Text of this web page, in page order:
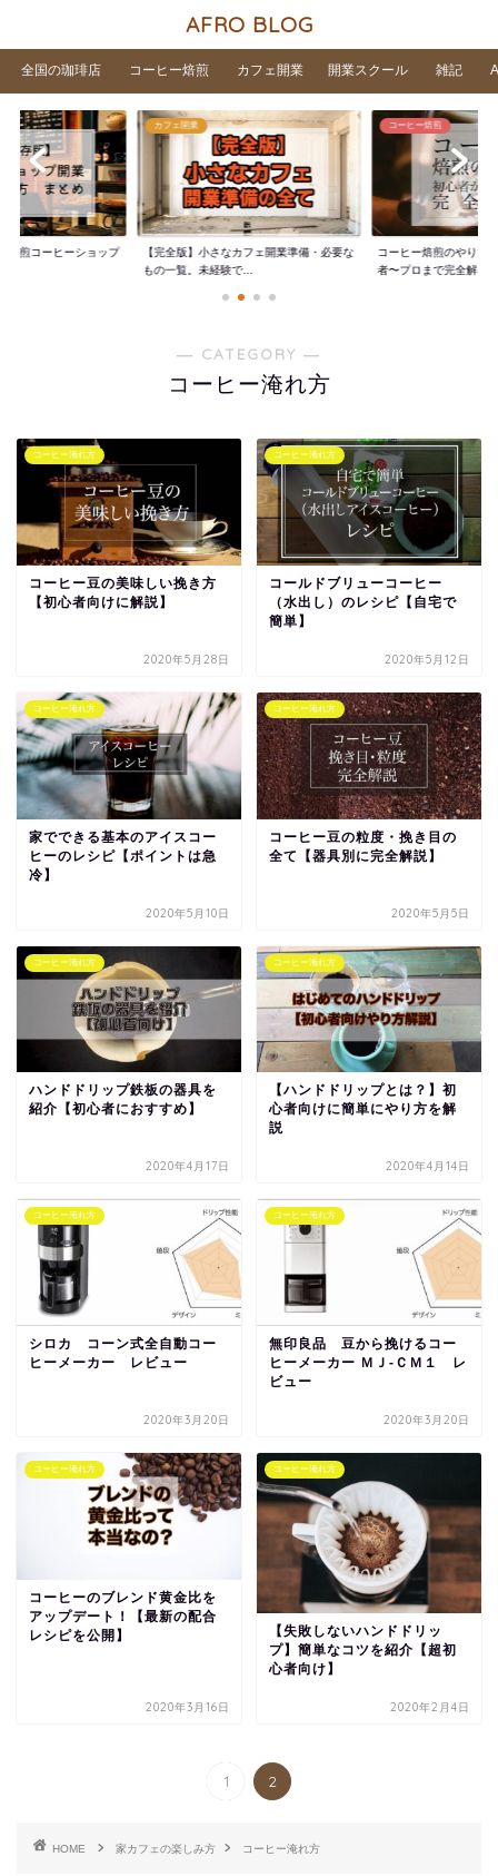
AFRO BLOG
全国の珈琲店 コーヒー焙煎 カフェ開業 開業スクール 雑記
焙煎コーヒーショップ
カフェ開業
【完全版】小さなカフェ開業準備・必要な
もの一覧。未経験で...
コーヒー焙煎
コーヒー焙煎のやり方
者〜プロまで完全解...
― CATEGORY ―
コーヒー淹れ方
コーヒー淹れ方
コーヒー豆の美味しい挽き方
【初心者向けに解説】
2020年5月28日
コーヒー淹れ方
コールドブリューコーヒー
（水出し）のレシピ【自宅で
簡単】
2020年5月12日
コーヒー淹れ方
家でできる基本のアイスコー
ヒーのレシピ【ポイントは急
冷】
2020年5月10日
コーヒー淹れ方
コーヒー豆の粒度・挽き目の
全て【器具別に完全解説】
2020年5月5日
コーヒー淹れ方
ハンドドリップ鉄板の器具を
紹介【初心者におすすめ】
2020年4月17日
コーヒー淹れ方
【ハンドドリップとは？】初
心者向けに簡単にやり方を解
説
2020年4月14日
コーヒー淹れ方
シロカ コーン式全自動コー
ヒーメーカー レビュー
2020年3月20日
コーヒー淹れ方
無印良品 豆から挽けるコー
ヒーメーカー ＭＪ‐ＣＭ１ レ
ビュー
2020年3月20日
コーヒー淹れ方
コーヒーのブレンド黄金比を
アップデート！【最新の配合
レシピを公開】
2020年3月16日
コーヒー淹れ方
【失敗しないハンドドリッ
プ】簡単なコツを紹介【超初
心者向け】
2020年2月4日
1 2
HOME 家カフェの楽しみ方 コーヒー淹れ方